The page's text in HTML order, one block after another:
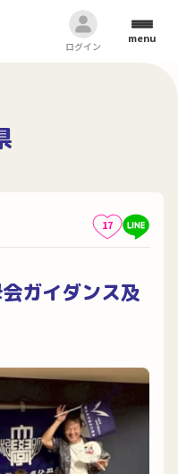
ログイン
menu
17
ガイダンス及